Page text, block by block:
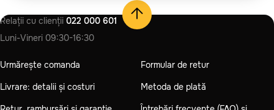
Relații cu clienții 022 000 601
Luni-Vineri 09:30-16:30
Urmărește comanda
Formular de retur
Livrare: detalii și costuri
Metoda de plată